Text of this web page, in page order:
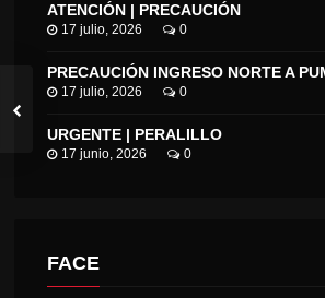
ATENCIÓN | PRECAUCIÓN
17 julio, 2026 0
PRECAUCIÓN INGRESO NORTE A
17 julio, 2026 0
URGENTE | PERALILLO
17 junio, 2026 0
FACE